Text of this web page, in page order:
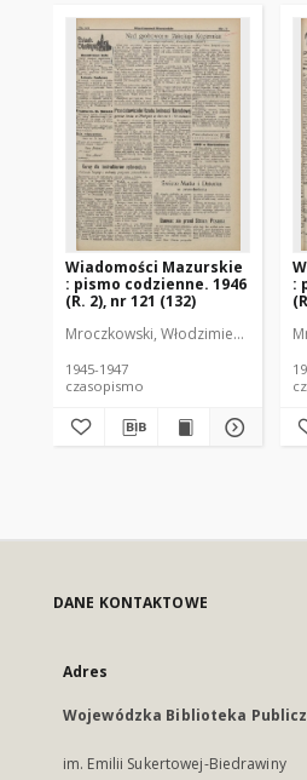
Wiadomości Mazurskie
: pismo codzienne. 1946
(R. 2), nr 121 (132)
Mroczkowski, Włodzimierz (1902-
1945-1947
czasopismo
:
DANE KONTAKTOWE
Adres
Wojewódzka Biblioteka
im. Emilii Sukertowej-Biedrawiny